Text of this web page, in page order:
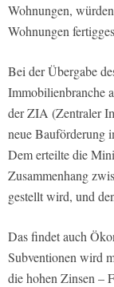
Wohnungen,
Wohnungen
Bei der Übergabe
Immobilienbranche
der ZIA (Zentraler
neue Bauförderung
Dem erteilte die
Zusammenhang
gestellt wird, und
Das findet auch
Subventionen wird
die hohen Zinsen –